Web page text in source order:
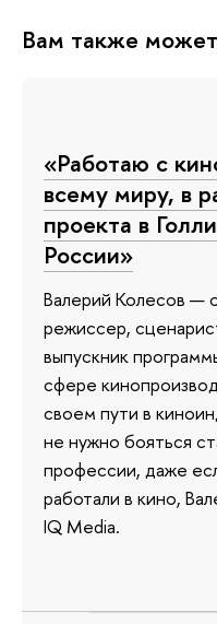
Вам также
«Работаю с
всему миру, в
проекта в
России»
Валерий Колесов —
режиссер,
выпускник
сфере
своем пути в
не нужно бояться
профессии, даже
работали в кино,
IQ Media.